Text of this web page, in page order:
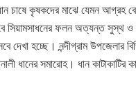
চাষে কৃষকদের মাঝে যেমন আগ্রহ
সিয়ামসাধনের ফলন অত্যন্ত সুস্থ
দেখা হচ্ছে। নন্দীগ্রাম উপজেলার
ধানের সমারোহ। ধান